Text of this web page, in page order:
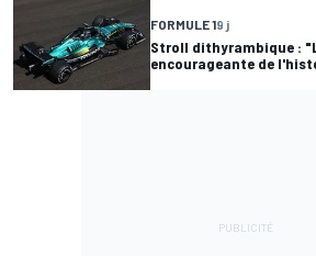
FORMULE 19 j
Stroll dithyrambique :
encourageante de